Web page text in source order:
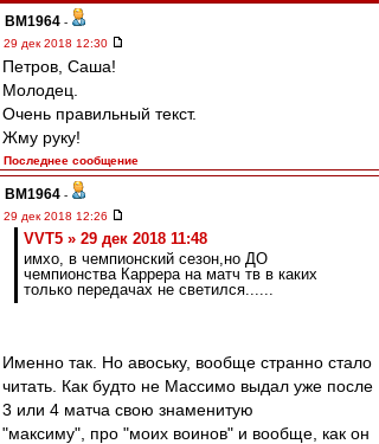
BM1964 -
29 дек 2018 12:30
Петров, Саша!
Молодец.
Очень правильный текст.
Жму руку!
Последнее сообщение
BM1964 -
29 дек 2018 12:26
VVT5 » 29 дек 2018 11:48
имхо, в чемпионский сезон,но ДО
чемпионства Каррера на матч тв в каких
только передачах не светился......
Именно так. Но авоську, вообще странно стало
читать. Как будто не Массимо выдал уже после
3 или 4 матча свою знаменитую
"максиму", про "моих воинов" и вообще, как он